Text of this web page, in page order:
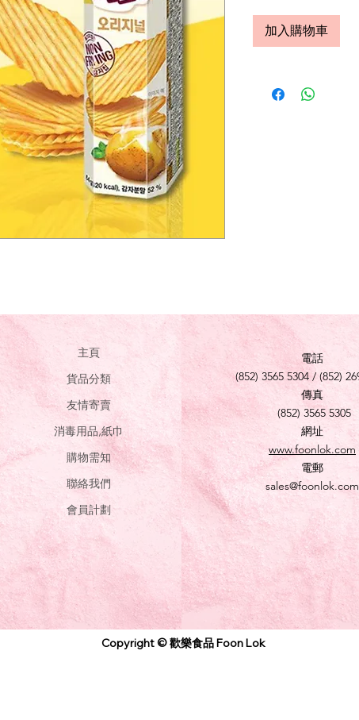
加入購物車
主頁
貨品分類
友情寄賣
消毒用品,紙巾
購物需知
聯絡我們
會員計劃
電話
(852) 3565 5304 / (852)
傳真
(852) 3565 5305
網址
www.foonlok.com
電郵
sales@foonlok.com
Copyright © 歡樂食品 Foon Lok